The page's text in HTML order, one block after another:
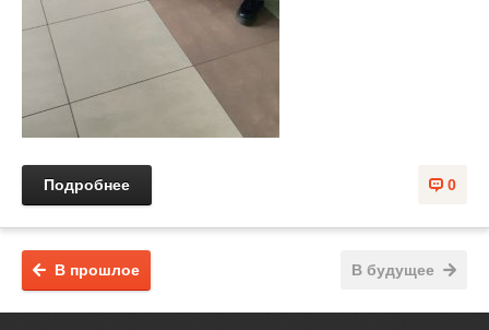
0
Подробнее
В будущее
В прошлое